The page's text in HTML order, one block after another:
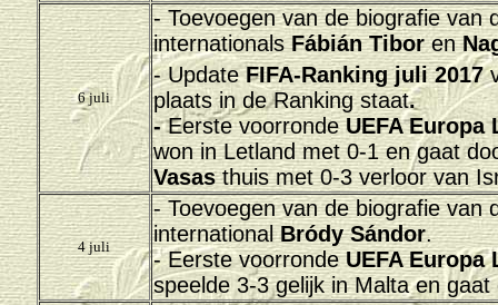
6 juli
- Toevoegen van de biografie van
internationalsFábián Tiboren
- Update FIFA-Ranking juli 2017
plaats in de Ranking staat.
-Eerste voorrondeUEFA Europa
won in Letland met 0-1 en gaat
Vasasthuis met 0-3 verloor van
4 juli
- Toevoegen van de biografie van
internationalBródy Sándor.
- Eerste voorrondeUEFA Europa
speelde 3-3 gelijk in Malta en